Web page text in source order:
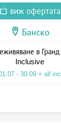
виж офертата
Банско
в Гранд
Inclusive
- 30.09 + all